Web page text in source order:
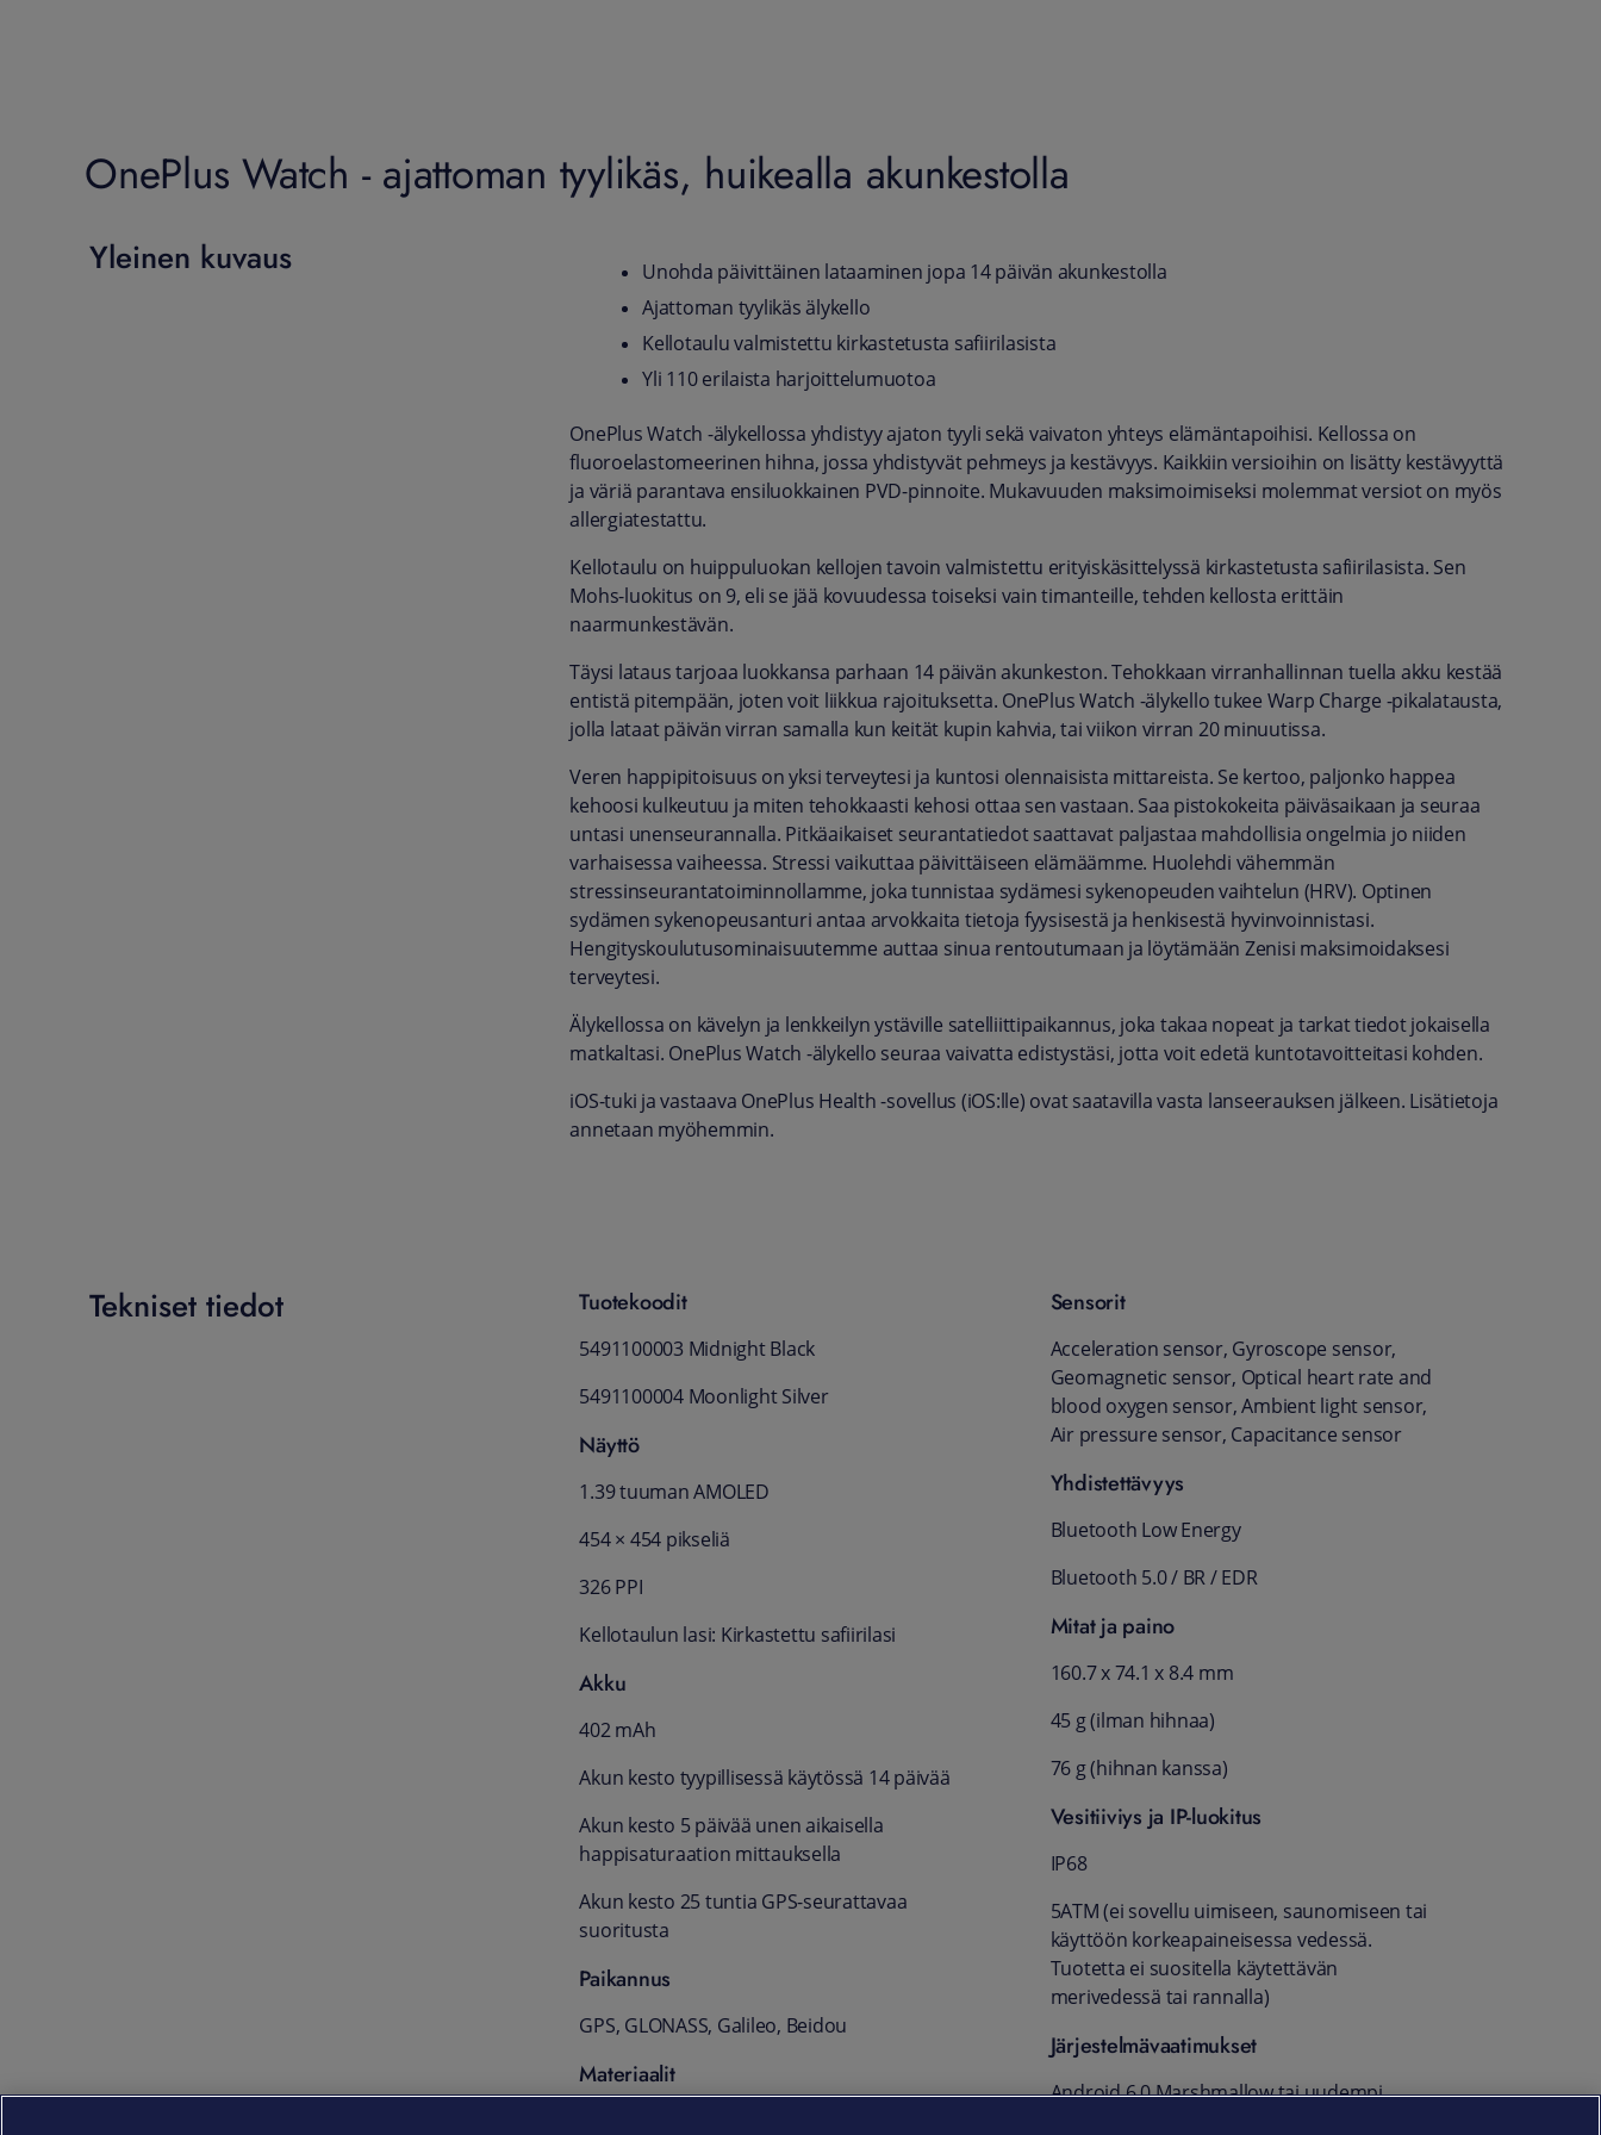
OnePlus Watch - ajattoman tyylikäs, huikealla akunkestolla
Yleinen kuvaus
Unohda päivittäinen lataaminen jopa 14 päivän akunkestolla
Ajattoman tyylikäs älykello
Kellotaulu valmistettu kirkastetusta safiirilasista
Yli 110 erilaista harjoittelumuotoa
OnePlus Watch -älykellossa yhdistyy ajaton tyyli sekä vaivaton yhteys elämäntapoihisi. Kellossa on
fluoroelastomeerinen hihna, jossa yhdistyvät pehmeys ja kestävyys. Kaikkiin versioihin on lisätty kestävyyttä
ja väriä parantava ensiluokkainen PVD-pinnoite. Mukavuuden maksimoimiseksi molemmat versiot on myös
allergiatestattu.
Kellotaulu on huippuluokan kellojen tavoin valmistettu erityiskäsittelyssä kirkastetusta safiirilasista. Sen
Mohs-luokitus on 9, eli se jää kovuudessa toiseksi vain timanteille, tehden kellosta erittäin
naarmunkestävän.
Täysi lataus tarjoaa luokkansa parhaan 14 päivän akunkeston. Tehokkaan virranhallinnan tuella akku kestää
entistä pitempään, joten voit liikkua rajoituksetta. OnePlus Watch -älykello tukee Warp Charge -pikalatausta,
jolla lataat päivän virran samalla kun keität kupin kahvia, tai viikon virran 20 minuutissa.
Veren happipitoisuus on yksi terveytesi ja kuntosi olennaisista mittareista. Se kertoo, paljonko happea
kehoosi kulkeutuu ja miten tehokkaasti kehosi ottaa sen vastaan. Saa pistokokeita päiväsaikaan ja seuraa
untasi unenseurannalla. Pitkäaikaiset seurantatiedot saattavat paljastaa mahdollisia ongelmia jo niiden
varhaisessa vaiheessa. Stressi vaikuttaa päivittäiseen elämäämme. Huolehdi vähemmän
stressinseurantatoiminnollamme, joka tunnistaa sydämesi sykenopeuden vaihtelun (HRV). Optinen
sydämen sykenopeusanturi antaa arvokkaita tietoja fyysisestä ja henkisestä hyvinvoinnistasi.
Hengityskoulutusominaisuutemme auttaa sinua rentoutumaan ja löytämään Zenisi maksimoidaksesi
terveytesi.
Älykellossa on kävelyn ja lenkkeilyn ystäville satelliittipaikannus, joka takaa nopeat ja tarkat tiedot jokaisella
matkaltasi. OnePlus Watch -älykello seuraa vaivatta edistystäsi, jotta voit edetä kuntotavoitteitasi kohden.
iOS-tuki ja vastaava OnePlus Health -sovellus (iOS:lle) ovat saatavilla vasta lanseerauksen jälkeen. Lisätietoja
annetaan myöhemmin.
Tekniset tiedot Tuotekoodit
5491100003 Midnight Black
5491100004 Moonlight Silver
Näyttö
1.39 tuuman AMOLED
454 × 454 pikseliä
326 PPI
Kellotaulun lasi: Kirkastettu safiirilasi
Akku
402 mAh
Akun kesto tyypillisessä käytössä 14 päivää
Akun kesto 5 päivää unen aikaisella
happisaturaation mittauksella
Akun kesto 25 tuntia GPS-seurattavaa
suoritusta
Paikannus
GPS, GLONASS, Galileo, Beidou
Materiaalit
Sensorit
Acceleration sensor, Gyroscope sensor,
Geomagnetic sensor, Optical heart rate and
blood oxygen sensor, Ambient light sensor,
Air pressure sensor, Capacitance sensor
Yhdistettävyys
Bluetooth Low Energy
Bluetooth 5.0 / BR / EDR
Mitat ja paino
160.7 x 74.1 x 8.4 mm
45 g (ilman hihnaa)
76 g (hihnan kanssa)
Vesitiiviys ja IP-luokitus
IP68
5ATM (ei sovellu uimiseen, saunomiseen tai
käyttöön korkeapaineisessa vedessä.
Tuotetta ei suositella käytettävän
merivedessä tai rannalla)
Järjestelmävaatimukset
Android 6.0 Marshmallow tai uudempi